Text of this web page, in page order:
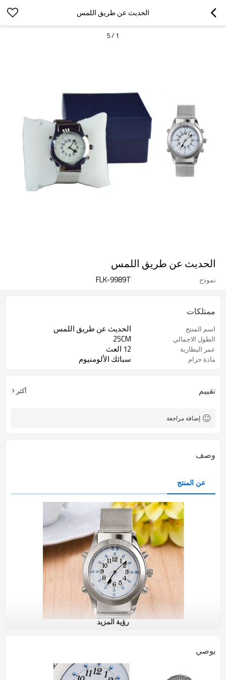
الحديث عن طريق اللمس
1
/
5
الحديث عن طريق اللمس
نموذج FLK-9989T
ممتلكات
اسم المنتج الحديث عن طريق اللمس
الطول الاجمالي 25CM
عمر البطارية 12 العث
مادة حزام سبائك الألومنيوم
تقييم أكثر
إضافة مراجعة
وصف
عن المنتج
الحديث عن طريق اللمس
هذه الساعة اللمسية جذابة وعملية. توفر العلبة الفولاذية المصقولة
رؤية المزيد
يوصي